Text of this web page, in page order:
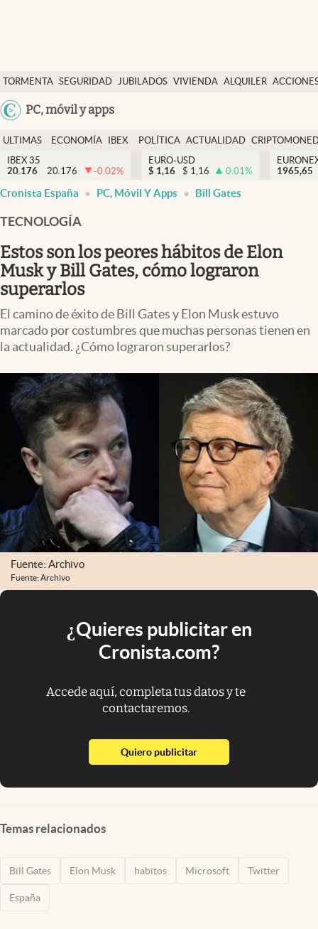
TORMENTA SEGURIDAD JUBILADOS VIVIENDA ALQUILER
USA
PC, móvil y apps
Economía y finanzas
Política
Actualidad
Criptomonedas
España
ULTIMAS
NOTICIAS
ECONOMÍA
FINANZAS
IBEX
EURO
POLÍTICA ACTUALIDAD
IBEX 35
20.176
20.176 -0.02%
EURO-USD
$ 1,16 $ 1,16 0.01%
1965,65
Cronista España PC, Móvil Y Apps Bill Gates
TECNOLOGÍA
Estos son los peores hábitos de Elon
Musk y Bill Gates, cómo lograron
superarlos
El camino de éxito de Bill Gates y Elon Musk estuvo
marcado por costumbres que muchas personas tienen en
la actualidad. ¿Cómo lograron superarlos?
Fuente: Archivo
Fuente: Archivo
¿Quieres publicitar en
Cronista.com?
Accede aquí, completa tus datos y te
contactaremos.
Quiero publicitarabre en nueva pestaña
Temas relacionados
Bill Gates Elon Musk habitos Microsoft Twitter
España